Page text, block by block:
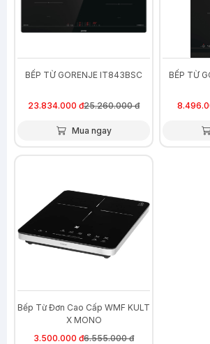
BẾP TỪ GORENJE IT843BSC
23.834.000 đ25.260.000 đ
Mua ngay
BẾP TỪ
Bếp Từ Đơn Cao Cấp WMF KULT
X MONO
3.500.000 đ6.555.000 đ